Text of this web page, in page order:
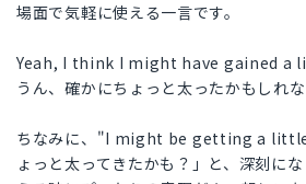
場面で気軽に使える一言です。
Yeah, I think I might have gained a
うん、確かにちょっと太ったかもしれな
ちなみに、"I might be getting a
ょっと太ってきたかも？」と、深刻に